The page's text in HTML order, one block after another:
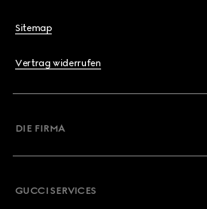
Sitemap
Vertrag widerrufen
DIE FIRMA
GUCCI SERVICES